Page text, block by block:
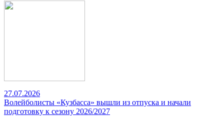
27.07.2026
Волейболисты «Кузбасса» вышли из отпуска и начали
подготовку к сезону 2026/2027